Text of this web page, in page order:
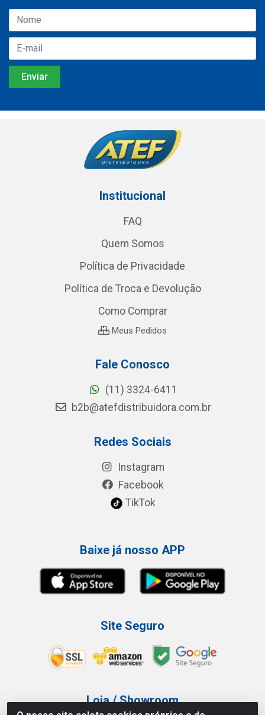
Institucional
FAQ
Quem Somos
Política de Privacidade
Política de Troca e Devolução
Como Comprar
Meus Pedidos
Fale Conosco
(11) 3324-6411
b2b@atefdistribuidora.com.br
Redes Sociais
Instagram
Facebook
TikTok
Baixe já nosso APP
Site Seguro
Loja / Showroom